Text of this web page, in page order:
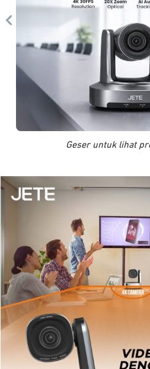
Geser untuk lihat